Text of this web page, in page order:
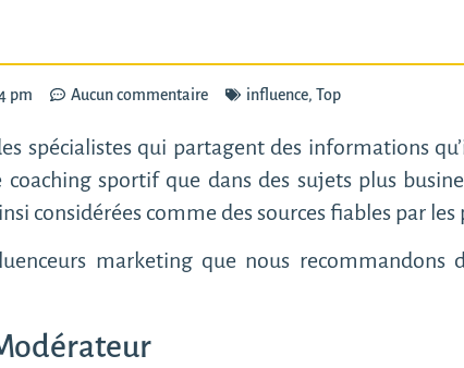
pm Aucun commentaire influence, Top
spécialistes qui partagent des informations
coaching sportif que dans des sujets plus
considérées comme des sources fiables par les
marketing que nous recommandons